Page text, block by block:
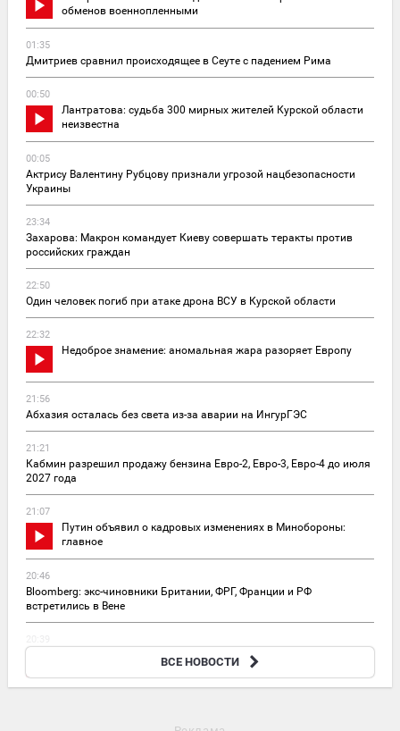
обменов военнопленными
01:35
Дмитриев сравнил происходящее в Сеуте с падением Рима
00:50
Лантратова: судьба 300 мирных жителей Курской области
неизвестна
00:05
Актрису Валентину Рубцову признали угрозой нацбезопасности
Украины
23:34
Захарова: Макрон командует Киеву совершать теракты против
российских граждан
22:50
Один человек погиб при атаке дрона ВСУ в Курской области
22:32
Недоброе знамение: аномальная жара разоряет Европу
21:56
Абхазия осталась без света из-за аварии на ИнгурГЭС
21:21
Кабмин разрешил продажу бензина Евро-2, Евро-3, Евро-4 до июля
2027 года
21:07
Путин объявил о кадровых изменениях в Минобороны:
главное
20:46
Bloomberg: экс-чиновники Британии, ФРГ, Франции и РФ
встретились в Вене
В Москве обсудили ускорение развития специальных
ВСЕ НОВОСТИ